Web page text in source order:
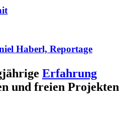
Haberl, Reportage
Erfahrung
und freien Projekten